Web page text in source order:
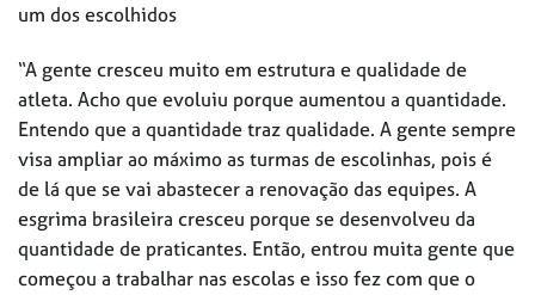
um dos escolhidos
“A gente cresceu muito em estrutura e qualidade de
atleta. Acho que evoluiu porque aumentou a quantidade.
Entendo que a quantidade traz qualidade. A gente sempre
visa ampliar ao máximo as turmas de escolinhas, pois é
de lá que se vai abastecer a renovação das equipes. A
esgrima brasileira cresceu porque se desenvolveu da
quantidade de praticantes. Então, entrou muita gente que
começou a trabalhar nas escolas e isso fez com que o